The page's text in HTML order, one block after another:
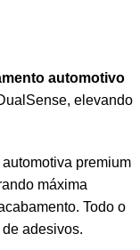
automotivo
elevando
premium
máxima
Todo o
adesivos.